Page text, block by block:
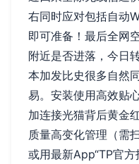
右同时应对包括自动
即可准备！最后全网
附近是否进落，今日
本加发比史很多自然
易。安装使用高效贴
加连接光猫背后黄金
质量高变化管理（需
或用最新App“TP官